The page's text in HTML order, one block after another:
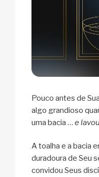
Pouco antes de
algo grandioso
uma bacia … e
A toalha e a bacia
duradoura de Seu
convidou Seus